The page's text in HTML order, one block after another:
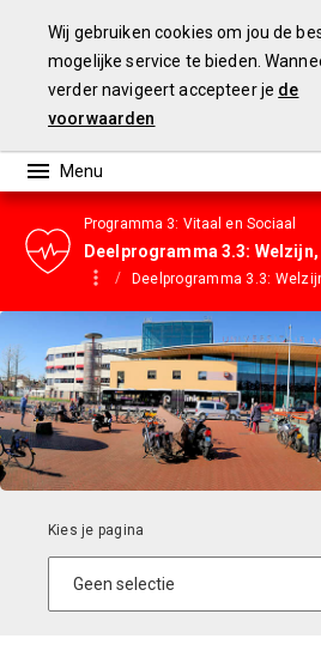
Wij gebruiken cookies om jou de
mogelijke service te bieden.
verder navigeert accepteer je de
voorwaarden
Programma 3: Vitaal en Sociaal
Deelprogramma 3.3:
Deelprogramma 3.3: